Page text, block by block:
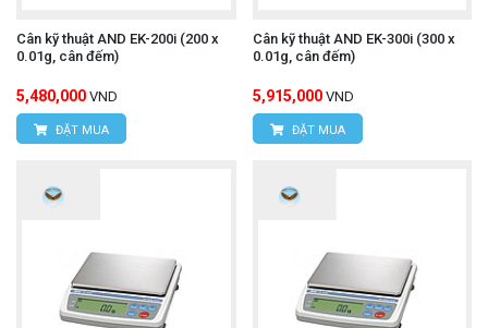
Cân kỹ thuật AND EK-200i (200 x
0.01g, cân đếm)
5,480,000 VND
ĐẶT MUA
Cân kỹ thuật AND EK-300i (300 x
0.01g, cân đếm)
5,915,000 VND
ĐẶT MUA